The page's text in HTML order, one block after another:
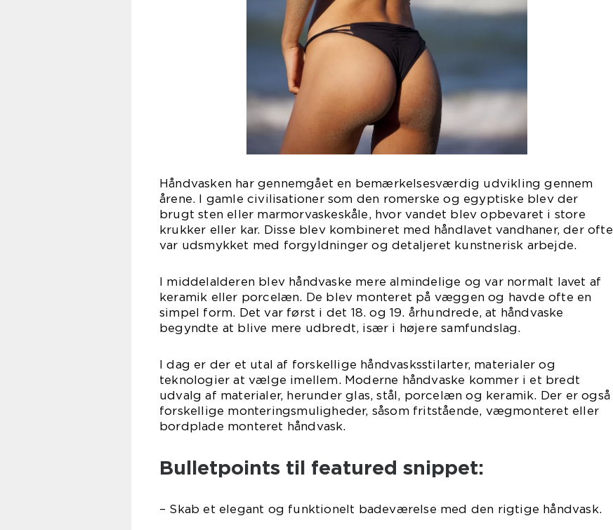
Håndvasken har gennemgået en bemærkelsesværdig udvikling gennem
årene. I gamle civilisationer som den romerske og egyptiske blev der
brugt sten eller marmorvaskeskåle, hvor vandet blev opbevaret i store
krukker eller kar. Disse blev kombineret med håndlavet vandhaner, der ofte
var udsmykket med forgyldninger og detaljeret kunstnerisk arbejde.
I middelalderen blev håndvaske mere almindelige og var normalt lavet af
keramik eller porcelæn. De blev monteret på væggen og havde ofte en
simpel form. Det var først i det 18. og 19. århundrede, at håndvaske
begyndte at blive mere udbredt, især i højere samfundslag.
I dag er der et utal af forskellige håndvasksstilarter, materialer og
teknologier at vælge imellem. Moderne håndvaske kommer i et bredt
udvalg af materialer, herunder glas, stål, porcelæn og keramik. Der er også
forskellige monteringsmuligheder, såsom fritstående, vægmonteret eller
bordplade monteret håndvask.
Bulletpoints til featured snippet:
– Skab et elegant og funktionelt badeværelse med den rigtige håndvask.